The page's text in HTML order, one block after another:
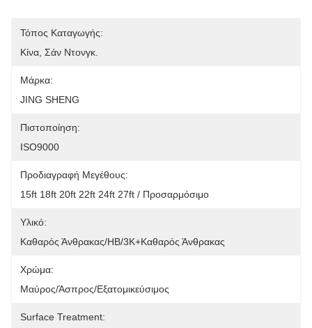
Τόπος Καταγωγής:
Κίνα, Σάν Ντονγκ.
Μάρκα:
JING SHENG
Πιστοποίηση:
ISO9000
Προδιαγραφή Μεγέθους:
15ft 18ft 20ft 22ft 24ft 27ft / Προσαρμόσιμο
Υλικό:
Καθαρός Άνθρακας/HB/3K+καθαρός Άνθρακας
Χρώμα:
Μαύρος/άσπρος/εξατομικεύσιμος
Surface Treatment: